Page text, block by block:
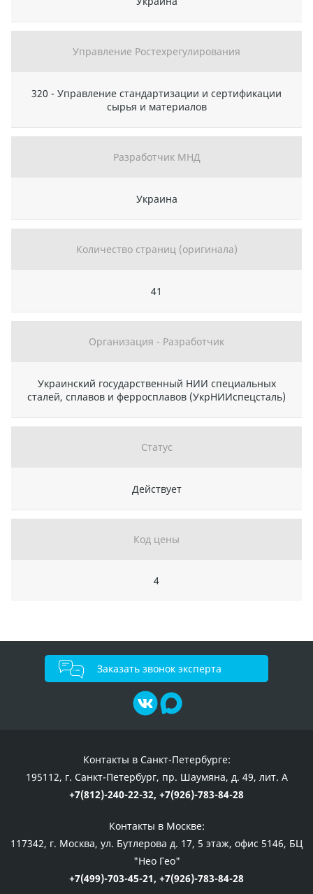
Управление Ростехрегулирования
320 - Управление стандартизации и сертификации
сырья и материалов
Разработчик МНД
Украина
Количество страниц (оригинала)
41
Организация - Разработчик
Украинский государственный НИИ специальных
сталей, сплавов и ферросплавов (УкрНИИспецсталь)
Статус
Действует
Код цены
4
Заказать звонок эксперта
Контакты в Санкт-Петербурге:
195112, г. Санкт-Петербург, пр. Шаумяна, д. 49, лит. А
+7(812)-240-22-32, +7(926)-783-84-28
Контакты в Москве:
117342, г. Москва, ул. Бутлерова д. 17, 5 этаж, офис 5146, БЦ
"Нео Гео"
+7(499)-703-45-21, +7(926)-783-84-28